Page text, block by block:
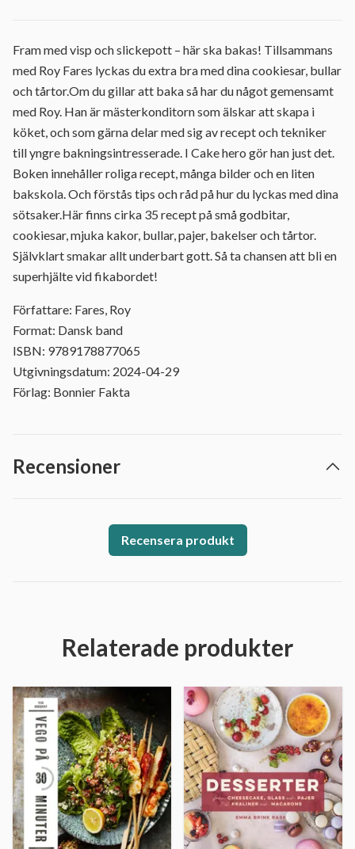
Fram med visp och slickepott – här ska bakas! Tillsammans
med Roy Fares lyckas du extra bra med dina cookiesar, bullar
och tårtor.Om du gillar att baka så har du något gemensamt
med Roy. Han är mästerkonditorn som älskar att skapa i
köket, och som gärna delar med sig av recept och tekniker
till yngre bakningsintresserade. I Cake hero gör han just det.
Boken innehåller roliga recept, många bilder och en liten
bakskola. Och förstås tips och råd på hur du lyckas med dina
sötsaker.Här finns cirka 35 recept på små godbitar,
cookiesar, mjuka kakor, bullar, pajer, bakelser och tårtor.
Självklart smakar allt underbart gott. Så ta chansen att bli en
superhjälte vid fikabordet!
Författare: Fares, Roy
Format: Dansk band
ISBN: 9789178877065
Utgivningsdatum: 2024-04-29
Förlag: Bonnier Fakta
Recensioner
Recensera produkt
Relaterade produkter